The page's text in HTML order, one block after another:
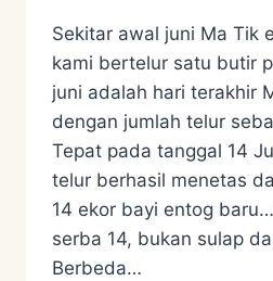
Sekitar awal juni Ma Tik
kami bertelur satu butir
juni adalah hari terakhir
dengan jumlah telur
Tepat pada tanggal 14
telur berhasil menetas
14 ekor bayi entog
serba 14, bukan sulap
Berbeda…